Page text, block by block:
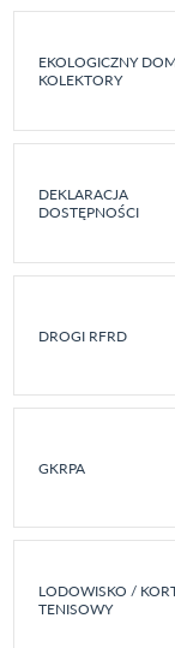
EKOLOGICZNY
KOLEKTORY
DEKLARACJA
DOSTĘPNOŚCI
DROGI RFRD
GKRPA
LODOWISKO /
TENISOWY